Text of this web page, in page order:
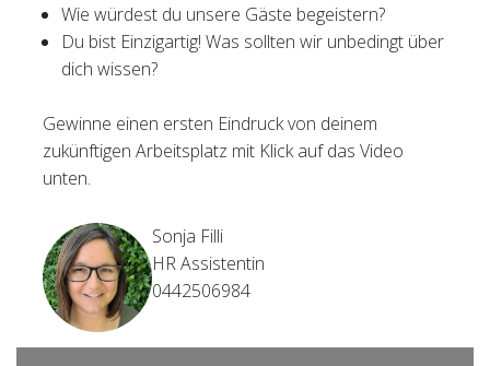
Wie würdest du unsere Gäste begeistern?
Du bist Einzigartig! Was sollten wir unbedingt über
dich wissen?
Gewinne einen ersten Eindruck von deinem
zukünftigen Arbeitsplatz mit Klick auf das Video
unten.
Sonja Filli
HR Assistentin
0442506984